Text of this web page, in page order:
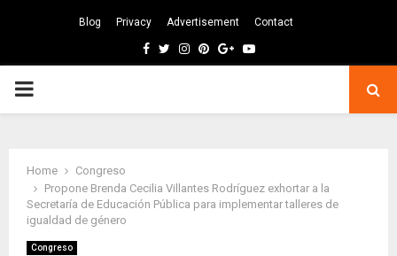
Blog Privacy Advertisement Contact
Facebook
TwitterInstagram
Pinterest
GoogleYoutube
PRIMARY
Home
Congreso
Propone Brenda Cecilia Villantes Rodríguez exhortar a la
Secretaría de Educación Pública para implementar talleres de
igualdad de género
Congreso